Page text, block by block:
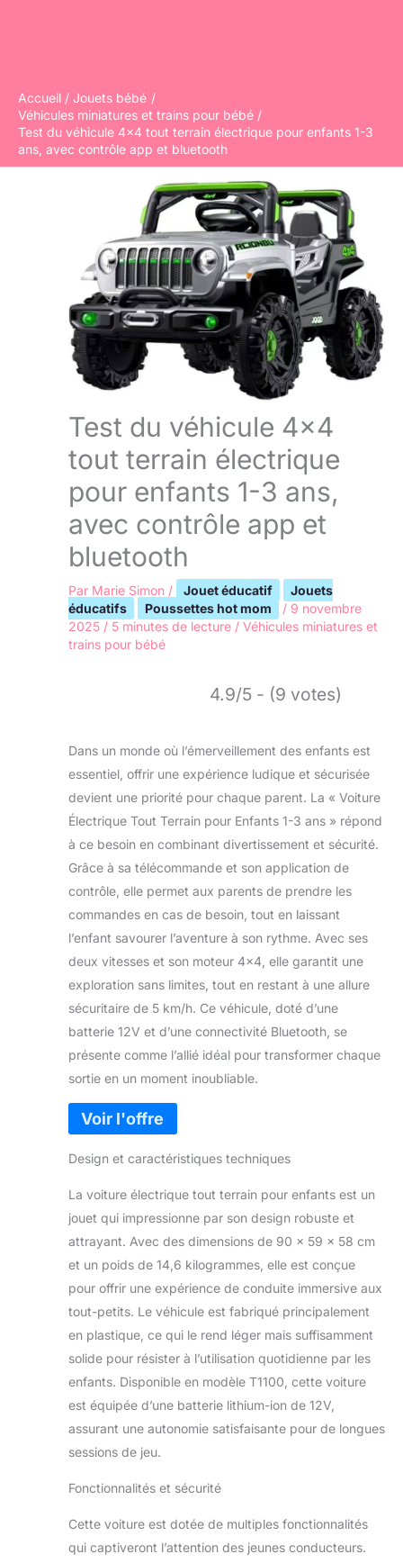
Accueil
Jouets bébé
Véhicules miniatures et trains pour bébé
Test du véhicule 4×4 tout terrain électrique pour enfants 1-3
ans, avec contrôle app et bluetooth
Test du véhicule 4×4
tout terrain électrique
pour enfants 1-3 ans,
avec contrôle app et
bluetooth
Par Marie Simon / Jouet éducatif
Jouets
éducatifs
Poussettes hot mom / 9 novembre
2025 / 5 minutes de lecture / Véhicules miniatures et
trains pour bébé
4.9/5 - (9 votes)
Dans un monde où l’émerveillement des enfants est
essentiel, offrir une expérience ludique et sécurisée
devient une priorité pour chaque parent. La « Voiture
Électrique Tout Terrain pour Enfants 1-3 ans » répond
à ce besoin en combinant divertissement et sécurité.
Grâce à sa télécommande et son application de
contrôle, elle permet aux parents de prendre les
commandes en cas de besoin, tout en laissant
l’enfant savourer l’aventure à son rythme. Avec ses
deux vitesses et son moteur 4×4, elle garantit une
exploration sans limites, tout en restant à une allure
sécuritaire de 5 km/h. Ce véhicule, doté d’une
batterie 12V et d’une connectivité Bluetooth, se
présente comme l’allié idéal pour transformer chaque
sortie en un moment inoubliable.
Design et caractéristiques techniques
La voiture électrique tout terrain pour enfants est un
jouet qui impressionne par son design robuste et
attrayant. Avec des dimensions de 90 x 59 x 58 cm
et un poids de 14,6 kilogrammes, elle est conçue
pour offrir une expérience de conduite immersive aux
tout-petits. Le véhicule est fabriqué principalement
en plastique, ce qui le rend léger mais suffisamment
solide pour résister à l’utilisation quotidienne par les
enfants. Disponible en modèle T1100, cette voiture
est équipée d’une batterie lithium-ion de 12V,
assurant une autonomie satisfaisante pour de longues
sessions de jeu.
Fonctionnalités et sécurité
Cette voiture est dotée de multiples fonctionnalités
qui captiveront l’attention des jeunes conducteurs.